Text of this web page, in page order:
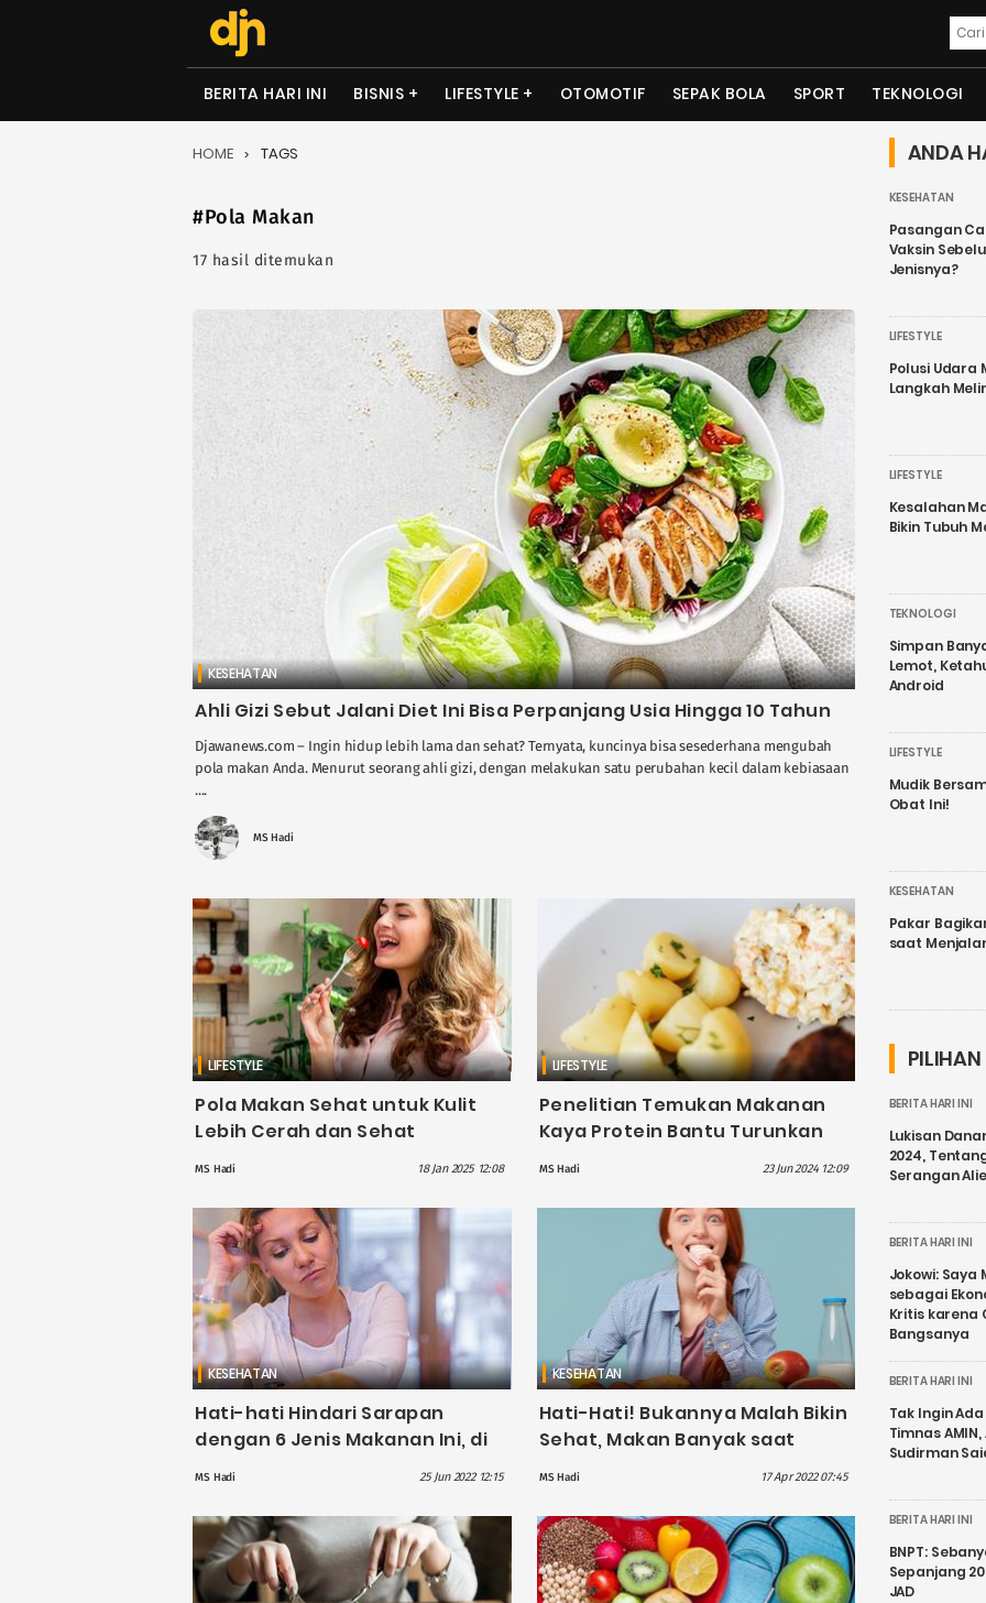
BERITA HARI INI BISNIS LIFESTYLE OTOMOTIF SEPAK BOLA SPORT TEKNOLOGI
HOME TAGS
#Pola Makan
17 hasil ditemukan
KESEHATAN
Ahli Gizi Sebut Jalani Diet Ini Bisa Perpanjang Usia Hingga 10 Tahun
Djawanews.com – Ingin hidup lebih lama dan sehat? Ternyata, kuncinya bisa sesederhana mengubah
pola makan Anda. Menurut seorang ahli gizi, dengan melakukan satu perubahan kecil dalam kebiasaan
....
MS Hadi
LIFESTYLE
Pola Makan Sehat untuk Kulit
Lebih Cerah dan Sehat
MS Hadi 18 Jan 2025 12:08
LIFESTYLE
Penelitian Temukan Makanan
Kaya Protein Bantu Turunkan
MS Hadi 23 Jun 2024 12:09
KESEHATAN
Hati-hati Hindari Sarapan
dengan 6 Jenis Makanan Ini, di
Antaranya Roti Panggang
MS Hadi 25 Jun 2022 12:15
KESEHATAN
Hati-Hati! Bukannya Malah Bikin
Sehat, Makan Banyak saat
Sahur Memicu 5 Risiko Ini
MS Hadi 17 Apr 2022 07:45
ANDA
KESEHATAN
Pasangan
Vaksin
Jenisnya?
LIFESTYLE
Polusi Udara
Langkah
LIFESTYLE
Kesalahan
Bikin Tubuh
TEKNOLOGI
Simpan
Lemot,
Android
LIFESTYLE
Mudik
Obat Ini!
KESEHATAN
Pakar
saat
PILIHAN
BERITA HARI INI
Lukisan
2024,
Serangan
BERITA HARI INI
Jokowi: Saya
sebagai
Kritis karena
Bangsanya
BERITA HARI INI
Tak Ingin
Timnas
Sudirman
BERITA HARI INI
BNPT:
Sepanjang
JAD